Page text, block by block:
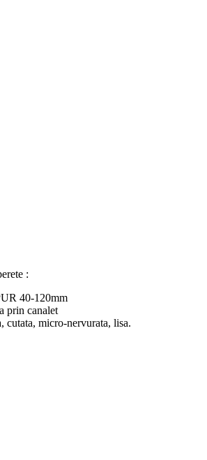
:
40-120mm
prin canalet
cutata, micro-nervurata, lisa.